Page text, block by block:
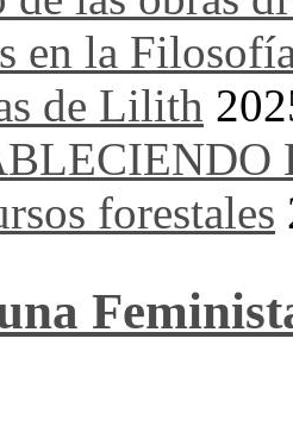
en la
de Lilith
forestales